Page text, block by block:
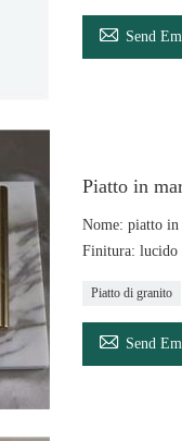
 Send
Piatto in
Nome: piatto in
Finitura: lucido
Piatto di granito
 Send